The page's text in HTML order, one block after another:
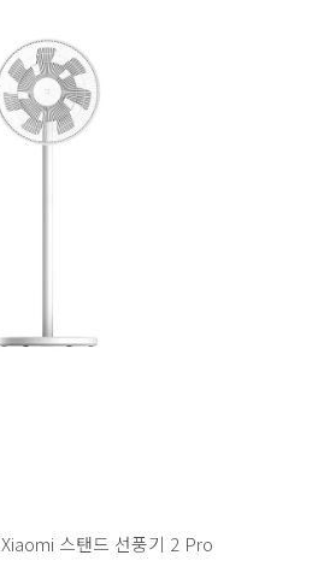
Xiaomi 스탠드 선풍기 2 Pro